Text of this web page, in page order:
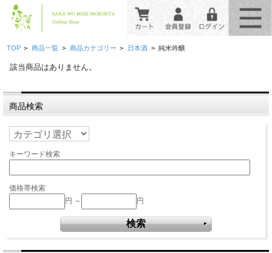
TOP > 商品一覧 > 商品カテゴリー > 日本酒 > 純米吟醸
該当商品はありません。
商品検索
キーワード検索
価格帯検索
円 ～
円